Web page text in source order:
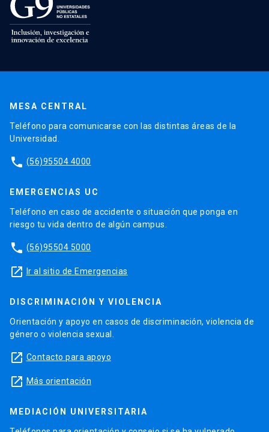
MESA CENTRAL
Teléfono para comunicarse con las distintas áreas de la
Universidad.
phone (56)95504 4000
EMERGENCIAS UC
Teléfono en caso de accidente o situación que ponga en
riesgo tu vida dentro de algún campus.
phone (56)95504 5000
launch Ir al sitio de Emergencias
DISCRIMINACIÓN Y VIOLENCIA
Orientación y apoyo en casos de discriminación, violencia de
género o violencia sexual.
launch Contacto para apoyo
launch Más orientación
MEDIACIÓN UNIVERSITARIA